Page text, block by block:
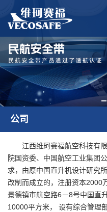
公司
江西维珂赛福航空科技有
院国资委、中国航空工业集团
求，由原中国直升机设计研究
改制而成立的，注册资本2000
景德镇市航空路6－8号中国直
10000平方米， 设有综合管理